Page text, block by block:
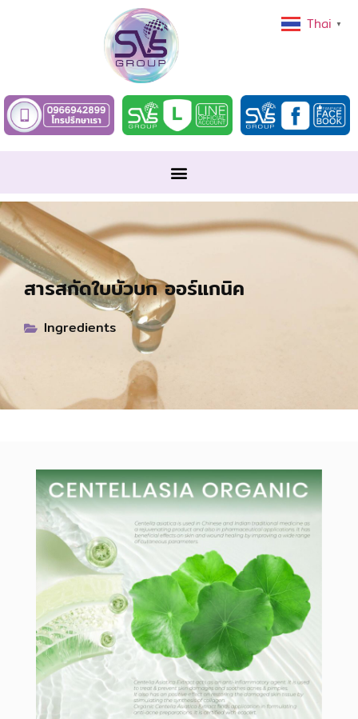
สารสกัดใบบัวบก ออร์แกนิค
Ingredients
Thai ▼